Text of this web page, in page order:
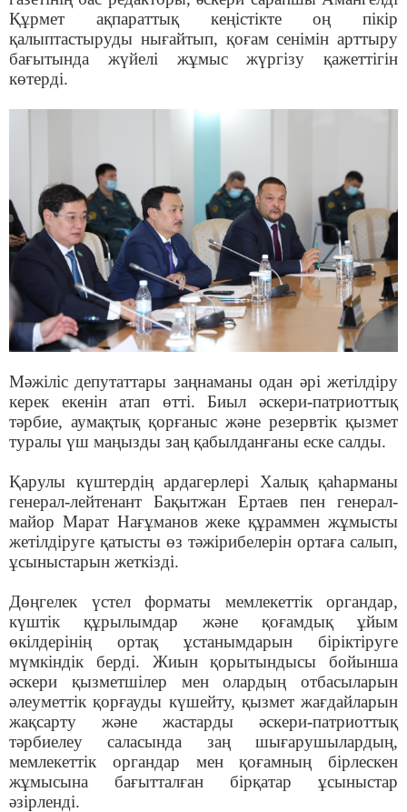
Құрмет ақпараттық кеңістікте оң пікір
қалыптастыруды нығайтып, қоғам сенімін арттыру
бағытында жүйелі жұмыс жүргізу қажеттігін
көтерді.
Мәжіліс депутаттары заңнаманы одан әрі жетілдіру
керек екенін атап өтті. Биыл әскери-патриоттық
тәрбие, аумақтық қорғаныс және резервтік қызмет
туралы үш маңызды заң қабылданғаны еске салды.
Қарулы күштердің ардагерлері Халық қаһарманы
генерал-лейтенант Бақытжан Ертаев пен генерал-
майор Марат Нағұманов жеке құраммен жұмысты
жетілдіруге қатысты өз тәжірибелерін ортаға салып,
ұсыныстарын жеткізді.
Дөңгелек үстел форматы мемлекеттік органдар,
күштік құрылымдар және қоғамдық ұйым
өкілдерінің ортақ ұстанымдарын біріктіруге
мүмкіндік берді. Жиын қорытындысы бойынша
әскери қызметшілер мен олардың отбасыларын
әлеуметтік қорғауды күшейту, қызмет жағдайларын
жақсарту және жастарды әскери-патриоттық
тәрбиелеу саласында заң шығарушылардың,
мемлекеттік органдар мен қоғамның бірлескен
жұмысына бағытталған бірқатар ұсыныстар
әзірленді.